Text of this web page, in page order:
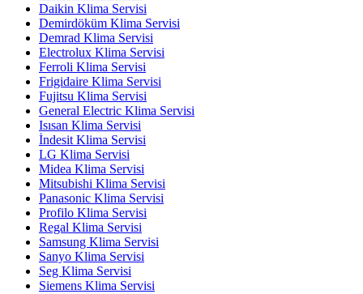
Daikin Klima Servisi
Demirdöküm Klima Servisi
Demrad Klima Servisi
Electrolux Klima Servisi
Ferroli Klima Servisi
Frigidaire Klima Servisi
Fujitsu Klima Servisi
General Electric Klima Servisi
Isısan Klima Servisi
İndesit Klima Servisi
LG Klima Servisi
Midea Klima Servisi
Mitsubishi Klima Servisi
Panasonic Klima Servisi
Profilo Klima Servisi
Regal Klima Servisi
Samsung Klima Servisi
Sanyo Klima Servisi
Seg Klima Servisi
Siemens Klima Servisi